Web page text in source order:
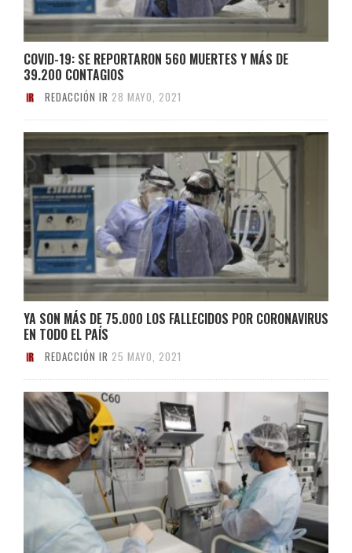
COVID-19: SE REPORTARON 560 MUERTES Y MÁS DE
39.200 CONTAGIOS
REDACCIÓN IR 28 MAYO, 2021
YA SON MÁS DE 75.000 LOS FALLECIDOS POR CORONAVIRUS
EN TODO EL PAÍS
REDACCIÓN IR 25 MAYO, 2021